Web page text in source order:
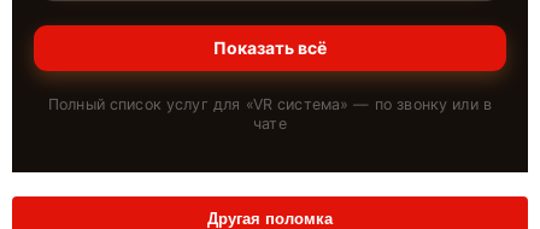
Показать всё
Полный список услуг для «VR система» — по звонку или в
чате
Другая поломка